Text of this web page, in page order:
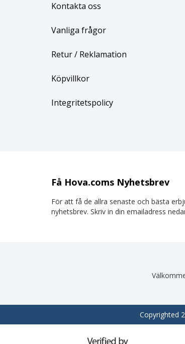
Kontakta oss
Vanliga frågor
Retur/ Reklamation
Köpvillkor
Integritetspolicy
Få Hova.coms Nyhetsbrev
För att få de allra senaste och bästa
nyhetsbrev. Skriv in din emailadress
Copyrighted